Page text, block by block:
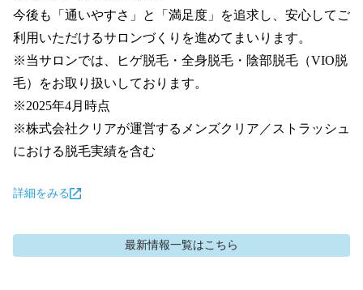
今後も「通いやすさ」と「満足度」を追求し、安心してご
利用いただけるサロンづくりを進めてまいります。
※当サロンでは、ヒゲ脱毛・全身脱毛・陰部脱毛（VIO脱
毛）をお取り扱いしております。
※2025年4月時点
※株式会社クリアが運営するメンズクリア／ストラッシュ
における脱毛実績を含む
詳細をみる
最新情報一覧はこちら